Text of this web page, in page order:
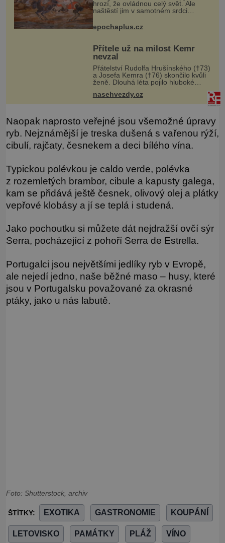
hrozí, že ovládnou celý svět. Ale
naštěstí jim v samotném srdci
Evropy stojí v cestě malé, ale silné
království, které dokáže
dobyvatelské hordy zastavit. Co
epochaplus.cz
Přítele už na milost Kemr
nevzal
Přátelství Rudolfa Hrušínského (†73)
a Josefa Kemra (†76) skončilo kvůli
ženě. Dlouhá léta pojilo hluboké
Národního divadla – Josefa Kemra
(†72) a Rudolfa Hrušínského (†7
nasehvezdy.cz
Naopak naprosto veřejné jsou všemožné úpravy
ryb. Nejznámější je treska dušená s vařenou rýží,
cibulí, rajčaty, česnekem a deci bílého vína.
Typickou polévkou je caldo verde, polévka
z rozemletých brambor, cibule a kapusty galega,
kam se přidává ještě česnek, olivový olej a plátky
vepřové klobásy a jí se teplá i studená.
Jako pochoutku si můžete dát nejdražší ovčí sýr
Serra, pocházející z pohoří Serra de Estrella.
Portugalci jsou největšími jedlíky ryb v Evropě,
ale nejedí jedno, naše běžné maso – husy, které
jsou v Portugalsku považované za okrasné
ptáky, jako u nás labutě.
Foto: Shutterstock, archiv
ŠTÍTKY: EXOTIKA GASTRONOMIE KOUPÁNÍ
LETOVISKO PAMÁTKY PLÁŽ VÍNO